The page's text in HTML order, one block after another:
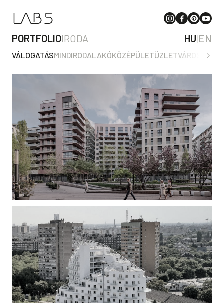
PORTFOLIOIRODA HU|EN
VÁLOGATÁSMINDIRODALAKÓKÖZÉPÜLETÜZLET